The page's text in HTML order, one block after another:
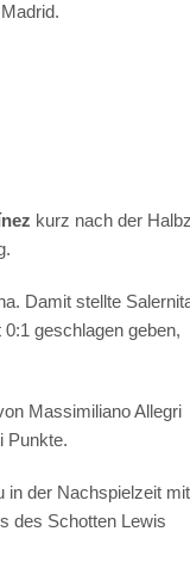
kurz nach der
Damit stellte
geschlagen geben,
Massimiliano Allegri
Punkte.
der Nachspielzeit
des Schotten Lewis